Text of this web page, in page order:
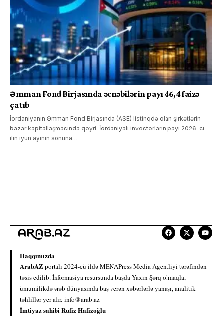
Əmman Fond Birjasında əcnəbilərin payı 46,4 faizə
çatıb
İordaniyanın Əmman Fond Birjasında (ASE) listinqdə olan şirkətlərin
bazar kapitallaşmasında qeyri-İordaniyalı investorların payı 2026-cı
ilin iyun ayının sonuna…
Haqqımızda
ArabAZportalı 2024-cü ildə MENAPress Media Agentliyi tərəfindən
təsis edilib. İnformasiya resursunda başda Yaxın Şərq olmaqla,
ümumilikdə ərəb dünyasında baş verən xəbərlərlə yanaşı, analitik
təhlillər yer alır. info@arab.az
İmtiyaz sahibi Rufiz Hafizoğlu